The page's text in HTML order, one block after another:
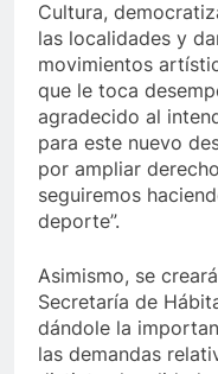
Cultura,
las localidades y
movimientos
que le toca
agradecido al
para este nuevo
por ampliar
seguiremos
deporte”.
Asimismo, se
Secretaría de
dándole la
las demandas